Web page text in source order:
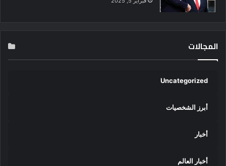
المجالات
Uncategorized
أبرز الشخصيات
أخبار
أخبار العالم